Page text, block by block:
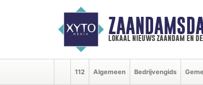
lokaal nieuws zaandam en
112 Algemeen Bedrijvengids